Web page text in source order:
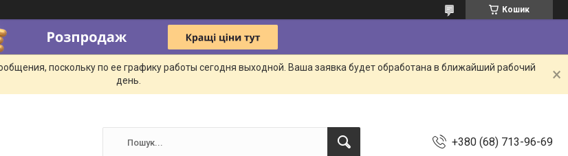
Кошик
поскольку по ее графику работы сегодня выходной. Ваша заявка будет обработана в ближайший рабочий
день.
+380 (68) 713-96-69